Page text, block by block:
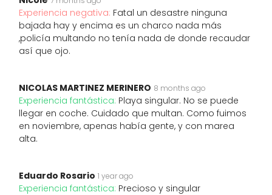
Experiencia negativa: Fatal un desastre ninguna
bajada hay y encima es un charco nada más
,policía multando no tenía nada de donde recaudar
así que ojo.
NICOLAS MARTINEZ MERINERO 8 months ago
Experiencia fantástica: Playa singular. No se puede
llegar en coche. Cuidado que multan. Como fuimos
en noviembre, apenas había gente, y con marea
alta.
Eduardo Rosario 1 year ago
Experiencia fantástica: Precioso y singular